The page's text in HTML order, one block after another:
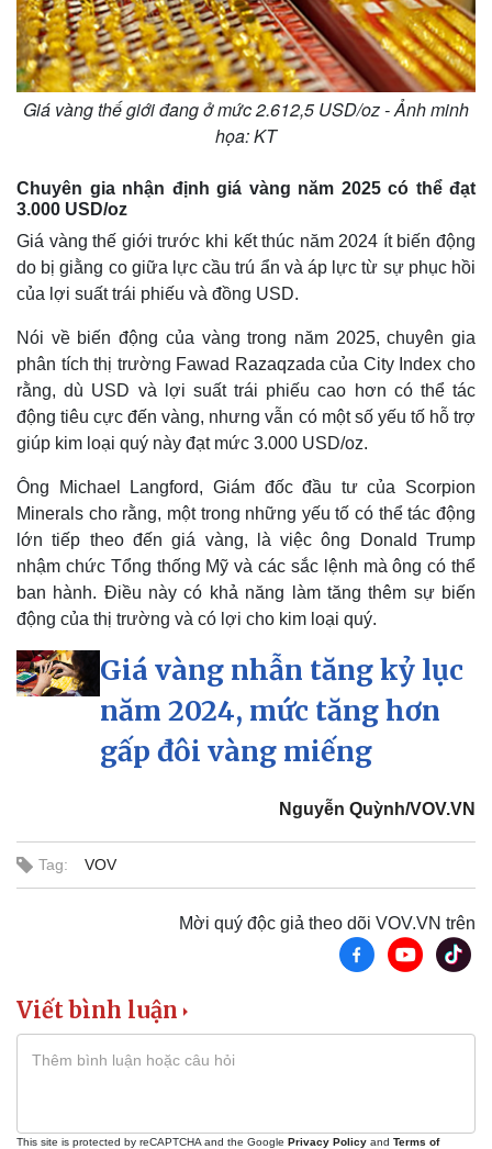
Pháp luật
Vụ án
Tin nóng
Tư vấn luật
Quân sự - Quốc phòng
Vũ khí
Việt Nam
Phân tích
Thể thao
Thế giới thể thao
Tư vấn
Giá vàng thế giới đang ở mức 2.612,5 USD/oz - Ảnh minh
họa: KT
Chuyên gia nhận định giá vàng năm 2025 có thể đạt
3.000 USD/oz
Giá vàng thế giới trước khi kết thúc năm 2024 ít biến động
do bị giằng co giữa lực cầu trú ẩn và áp lực từ sự phục hồi
của lợi suất trái phiếu và đồng USD.
Nói về biến động của vàng trong năm 2025, chuyên gia
phân tích thị trường Fawad Razaqzada của City Index cho
rằng, dù USD và lợi suất trái phiếu cao hơn có thể tác
động tiêu cực đến vàng, nhưng vẫn có một số yếu tố hỗ trợ
giúp kim loại quý này đạt mức 3.000 USD/oz.
Ông Michael Langford, Giám đốc đầu tư của Scorpion
Minerals cho rằng, một trong những yếu tố có thể tác động
lớn tiếp theo đến giá vàng, là việc ông Donald Trump
nhậm chức Tổng thống Mỹ và các sắc lệnh mà ông có thể
ban hành. Điều này có khả năng làm tăng thêm sự biến
động của thị trường và có lợi cho kim loại quý.
Giá vàng nhẫn tăng kỷ lục
năm 2024, mức tăng hơn
gấp đôi vàng miếng
Nguyễn Quỳnh/VOV.VN
Tag: VOV
Mời quý độc giả theo dõi VOV.VN trên
Viết bình luận
This site is protected by reCAPTCHA and the Google Privacy Policy and Terms of